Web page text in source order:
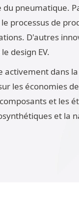
pneumatique.
de
D'autres
design EV.
dans
les économies
et les
et